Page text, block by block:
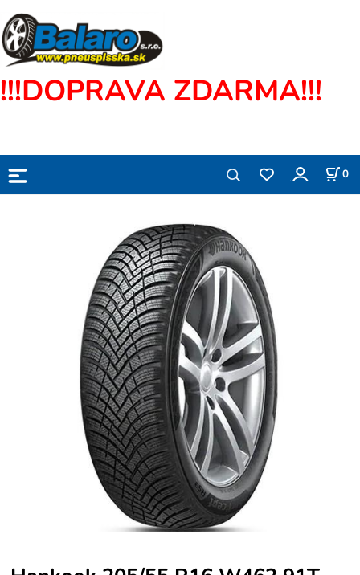
!!!DOPRAVA ZDARMA!!!
0